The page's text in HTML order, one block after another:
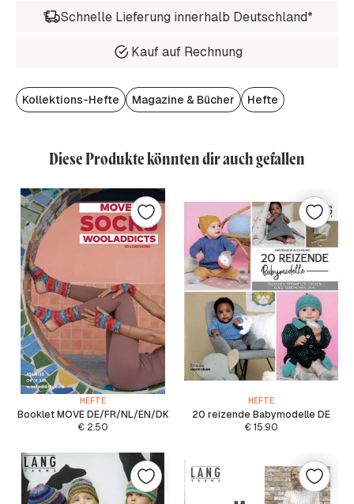
Schnelle Lieferung innerhalb Deutschland*
Kauf auf Rechnung
Kollektions-Hefte Magazine & Bücher Hefte
Diese Produkte könnten dir auch gefallen
HEFTE
Booklet MOVE DE/FR/NL/EN/DK
€ 2.50
HEFTE
20 reizende Babymodelle DE
€15.90